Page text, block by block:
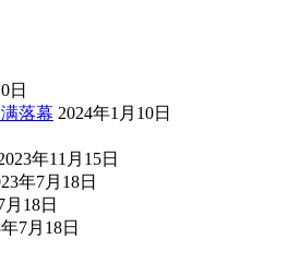
日
落幕 2024年1月10日
年11月15日
年7月18日
月18日
7月18日